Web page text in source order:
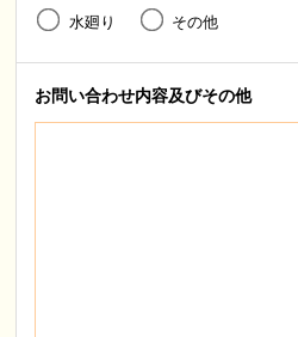
水廻り
その他
お問い合わせ内容及びその他